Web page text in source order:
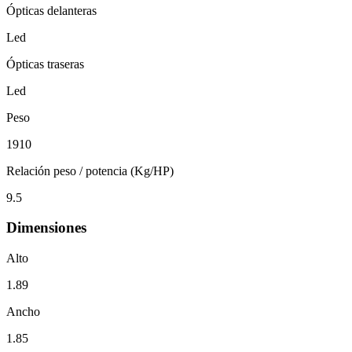
Ópticas delanteras
Led
Ópticas traseras
Led
Peso
1910
Relación peso / potencia (Kg/HP)
9.5
Dimensiones
Alto
1.89
Ancho
1.85